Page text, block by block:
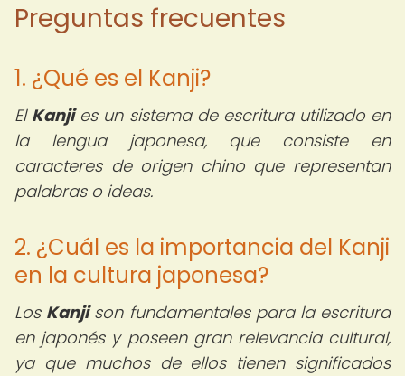
Preguntas frecuentes
1. ¿Qué es el Kanji?
El Kanjies un sistema de escritura utilizado en
la lengua japonesa, que consiste en
caracteres de origen chino que representan
palabras o ideas.
2. ¿Cuál es la importancia del Kanji
en la cultura japonesa?
Los Kanjison fundamentales para la escritura
en japonés y poseen gran relevancia cultural,
ya que muchos de ellos tienen significados